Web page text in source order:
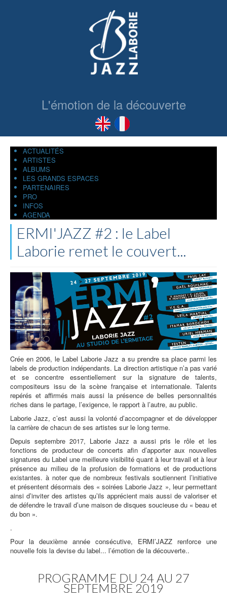
L'émotion de la découverte
ACTUALITÉS
ARTISTES
ALBUMS
LES GRANDS ESPACES
PARTENAIRES
PRO
INFOS
AGENDA
ERMI'JAZZ #2 : le Label
Laborie remet le couvert...
Crée en 2006, le Label Laborie Jazz a su prendre sa place parmi les
labels de production indépendants. La direction artistique n’a pas varié
et se concentre essentiellement sur la signature de talents,
compositeurs issu de la scène française et internationale. Talents
repérés et affirmés mais aussi la présence de belles personnalités
riches dans le partage, l’exigence, le rapport à l’autre, au public.
Laborie Jazz, c’est aussi la volonté d’accompagner et de développer
la carrière de chacun de ses artistes sur le long terme.
Depuis septembre 2017, Laborie Jazz a aussi pris le rôle et les
fonctions de producteur de concerts afin d’apporter aux nouvelles
signatures du Label une meilleure visibilité quant à leur travail et à leur
présence au milieu de la profusion de formations et de productions
existantes. à noter que de nombreux festivals soutiennent l’initiative
et présentent désormais des « soirées Laborie Jazz », leur permettant
ainsi d’inviter des artistes qu’ils apprécient mais aussi de valoriser et
de défendre le travail d’une maison de disques soucieuse du « beau et
du bon ».
.
Pour la deuxième année consécutive, ERMI’JAZZ renforce une
nouvelle fois la devise du label... l’émotion de la découverte..
PROGRAMME DU 24 AU 27
SEPTEMBRE 2019